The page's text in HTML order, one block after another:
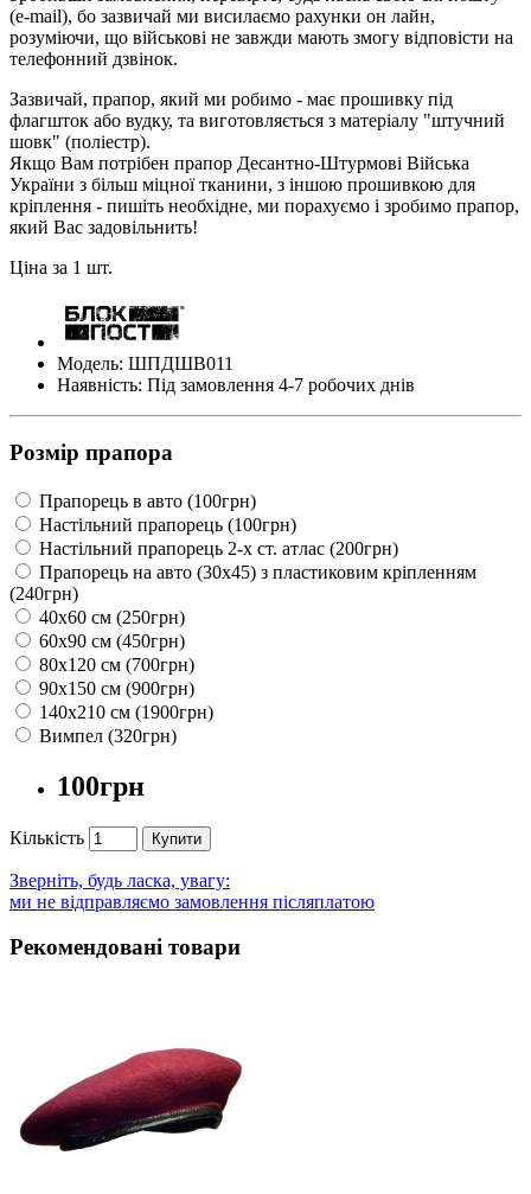
(e-mail), бо зазвичай ми висилаємо рахунки он лайн,
розуміючи, що військові не завжди мають змогу відповісти на
телефонний дзвінок.
Зазвичай, прапор, який ми робимо - має прошивку під
флагшток або вудку, та виготовляється з матеріалу "штучний
шовк" (поліестр).
Якщо Вам потрібен прапор Десантно-Штурмові Війська
України з більш міцної тканини, з іншою прошивкою для
кріплення - пишіть необхідне, ми порахуємо і зробимо прапор,
який Вас задовільнить!
Ціна за 1 шт.
Модель: ШПДШВ011
Наявність: Під замовлення 4-7 робочих днів
Розмір прапора
Прапорець в авто (100грн)
Настільний прапорець (100грн)
Настільний прапорець 2-х ст. атлас (200грн)
Прапорець на авто (30х45) з пластиковим кріпленням
(240грн)
40х60 см (250грн)
60х90 см (450грн)
80х120 см (700грн)
90х150 см (900грн)
140х210 см (1900грн)
Вимпел (320грн)
100грн
Кількість Купити
Зверніть, будь ласка, увагу:
ми не відправляємо замовлення післяплатою
Рекомендовані товари